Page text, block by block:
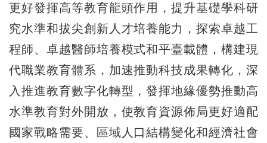
更好發揮高等教育龍頭作用，提升基礎學科研
究水準和拔尖創新人才培養能力，探索卓越工
程師、卓越醫師培養模式和平臺載體，構建現
代職業教育體系，加速推動科技成果轉化，深
入推進教育數字化轉型，發揮地緣優勢推動高
水準教育對外開放，使教育資源佈局更好適配
國家戰略需要、區域人口結構變化和經濟社會